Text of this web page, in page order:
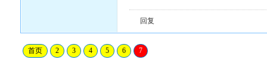
回复
首页 2 3 4 5 6 7